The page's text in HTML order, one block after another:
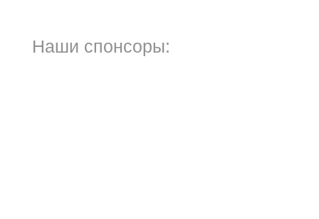
Наши спонсоры: